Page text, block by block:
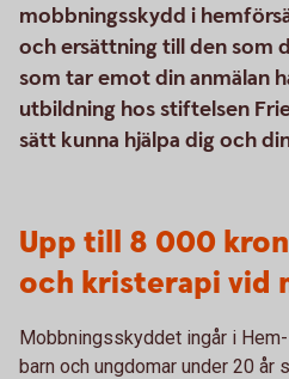
mobbningsskydd i
och ersättning till den som
som tar emot din anmälan
utbildning hos stiftelsen
sätt kunna hjälpa dig och
Upp till 8 000
och kristerapi vid
Mobbningsskyddet ingår i
barn och ungdomar under 20 år